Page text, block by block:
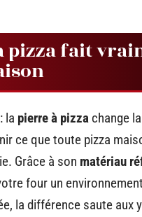
pizza fait
la pierre à pizza change
ce que toute pizza
Grâce à son matériau
four un
la différence saute aux